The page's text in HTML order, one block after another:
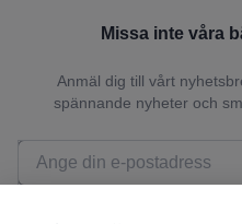
Missa inte våra
Anmäl dig till vårt
spännande nyheter och